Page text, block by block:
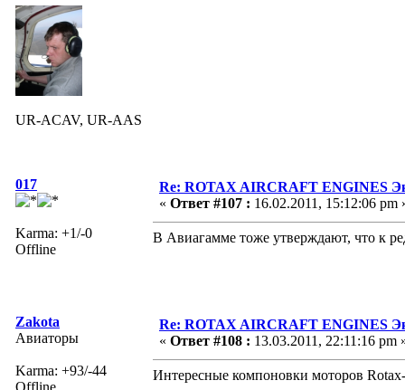
UR-ACAV, UR-AAS
017
Karma: +1/-0
Offline
Re: ROTAX AIRCRAFT ENGINES
« Ответ #107 : 16.02.2011, 15:12:06 pm
В Авиагамме тоже утверждают, что к
Zakota
Авиаторы
Karma: +93/-44
Offline
Re: ROTAX AIRCRAFT ENGINES
« Ответ #108 : 13.03.2011, 22:11:16 pm
Интересные компоновки моторов